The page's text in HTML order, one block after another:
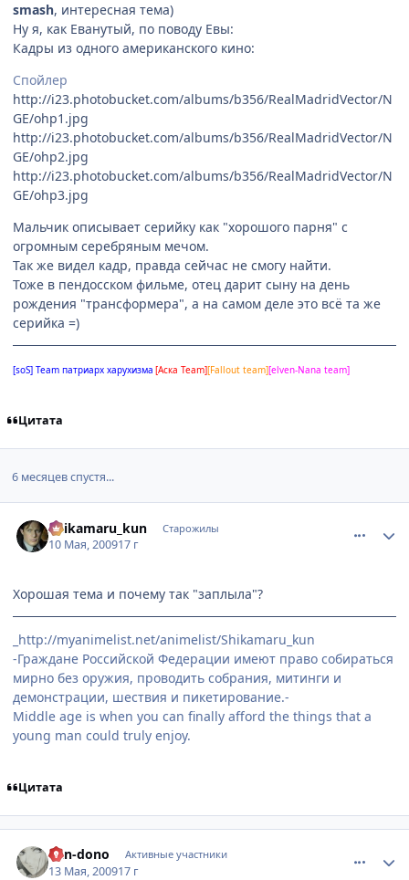
smash, интересная тема)
Ну я, как Еванутый, по поводу Евы:
Кадры из одного американского кино:
Спойлер
http://i23.photobucket.com/albums/b356/RealMadridVector/N
GE/ohp1.jpg
http://i23.photobucket.com/albums/b356/RealMadridVector/N
GE/ohp2.jpg
http://i23.photobucket.com/albums/b356/RealMadridVector/N
GE/ohp3.jpg
Мальчик описывает серийку как "хорошого парня" с
огромным серебряным мечом.
Так же видел кадр, правда сейчас не смогу найти.
Тоже в пендосском фильме, отец дарит сыну на день
рождения "трансформера", а на самом деле это всё та же
серийка =)
[soS] Team патриарх харухизма [Аска Team][Fallout team][elven-Nana team]
Цитата
6 месяцев спустя...
Shikamaru_kun Старожилы
10 Мая, 200917 г
Хорошая тема и почему так "заплыла"?
_http://myanimelist.net/animelist/Shikamaru_kun
-Граждане Российской Федерации имеют право собираться
мирно без оружия, проводить собрания, митинги и
демонстрации, шествия и пикетирование.-
Middle age is when you can finally afford the things that a
young man could truly enjoy.
Цитата
Ran-dono Активные участники
13 Мая, 200917 г